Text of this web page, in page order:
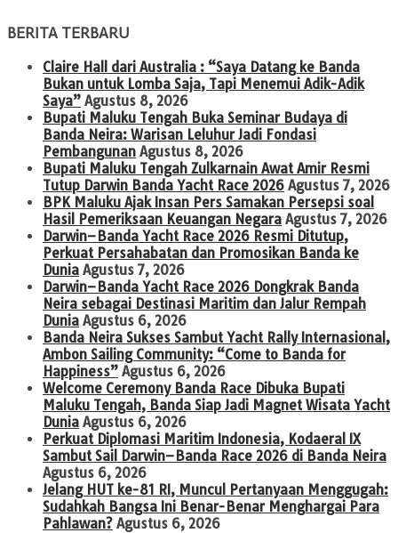
BERITA TERBARU
Claire Hall dari Australia : “Saya Datang ke Banda
Bukan untuk Lomba Saja, Tapi Menemui Adik-Adik
Saya” Agustus 8, 2026
Bupati Maluku Tengah Buka Seminar Budaya di
Banda Neira: Warisan Leluhur Jadi Fondasi
Pembangunan Agustus 8, 2026
Bupati Maluku Tengah Zulkarnain Awat Amir Resmi
Tutup Darwin Banda Yacht Race 2026 Agustus 7, 2026
BPK Maluku Ajak Insan Pers Samakan Persepsi soal
Hasil Pemeriksaan Keuangan Negara Agustus 7, 2026
Darwin–Banda Yacht Race 2026 Resmi Ditutup,
Perkuat Persahabatan dan Promosikan Banda ke
Dunia Agustus 7, 2026
Darwin–Banda Yacht Race 2026 Dongkrak Banda
Neira sebagai Destinasi Maritim dan Jalur Rempah
Dunia Agustus 6, 2026
Banda Neira Sukses Sambut Yacht Rally Internasional,
Ambon Sailing Community: “Come to Banda for
Happiness” Agustus 6, 2026
Welcome Ceremony Banda Race Dibuka Bupati
Maluku Tengah, Banda Siap Jadi Magnet Wisata Yacht
Dunia Agustus 6, 2026
Perkuat Diplomasi Maritim Indonesia, Kodaeral IX
Sambut Sail Darwin–Banda Race 2026 di Banda Neira
Agustus 6, 2026
Jelang HUT ke-81 RI, Muncul Pertanyaan Menggugah:
Sudahkah Bangsa Ini Benar-Benar Menghargai Para
Pahlawan? Agustus 6, 2026